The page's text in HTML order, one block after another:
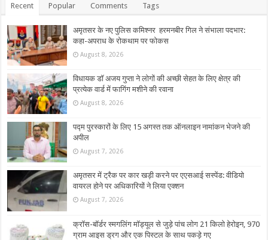
Recent Popular Comments Tags
अमृतसर के नए पुलिस कमिश्नर हरमनबीर गिल ने संभाला पदभार:
कहा-अपराध के रोकथाम पर फोकस
August 8, 2026
विधायक डॉ अजय गुप्ता ने लोगों की अच्छी सेहत के लिए क्षेत्र की
प्रत्येक वार्ड में फागिंग मशीने की रवाना
August 8, 2026
पद्म पुरस्कारों के लिए 15 अगस्त तक ऑनलाइन नामांकन भेजने की
अपील
August 7, 2026
अमृतसर में ट्रैक पर कार खड़ी करने पर एएसआई सस्पेंड: वीडियो
वायरल होने पर अधिकारियों ने लिया एक्शन
August 7, 2026
क्रॉस-बॉर्डर स्मगलिंग मॉड्यूल से जुड़े पांच लोग 21 किलो हेरोइन, 970
ग्राम आइस ड्रग और एक पिस्टल के साथ पकड़े गए